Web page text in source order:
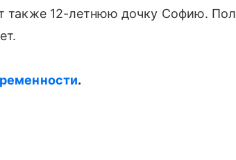
также 12-летнюю дочку Софию. Пол
.